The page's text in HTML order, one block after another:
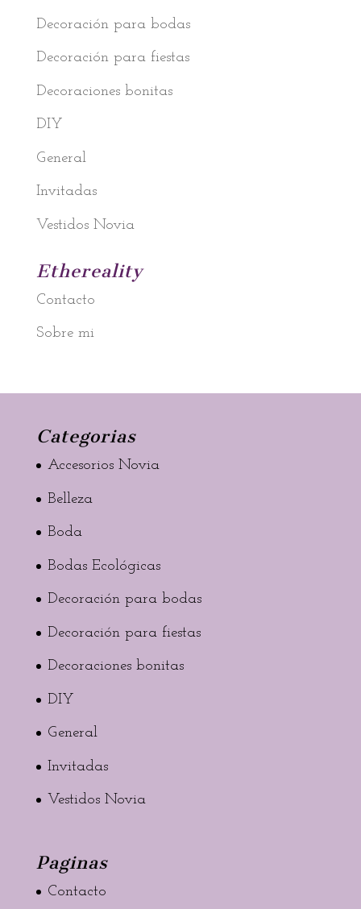
Decoración para bodas
Decoración para fiestas
Decoraciones bonitas
DIY
General
Invitadas
Vestidos Novia
Ethereality
Contacto
Sobre mi
Categorias
Accesorios Novia
Belleza
Boda
Bodas Ecológicas
Decoración para bodas
Decoración para fiestas
Decoraciones bonitas
DIY
General
Invitadas
Vestidos Novia
Paginas
Contacto